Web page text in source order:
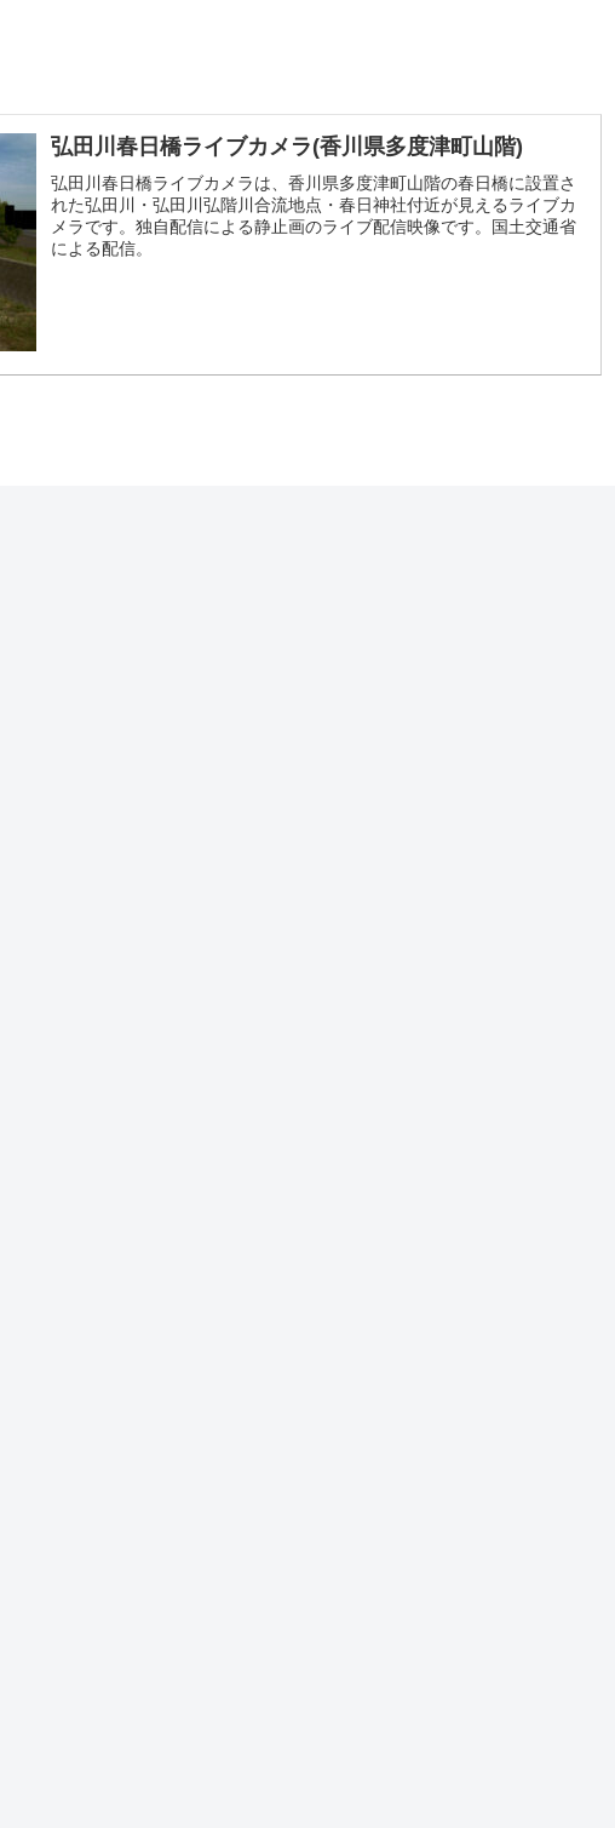
弘田川春日橋ライブカメラ(香川県多度津町山階)
弘田川春日橋ライブカメラは、香川県多度津町山階の春日橋に設置さ
れた弘田川・弘田川弘階川合流地点・春日神社付近が見えるライブカ
メラです。独自配信による静止画のライブ配信映像です。国土交通省
による配信。